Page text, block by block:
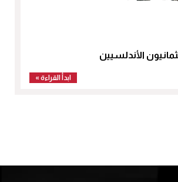
الأندلسيين
ابدأ القراءة »